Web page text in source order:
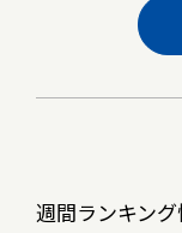
週間ランキン